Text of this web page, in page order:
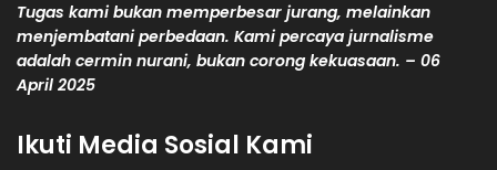
Tugas kami bukan memperbesar jurang, melainkan
menjembatani perbedaan. Kami percaya jurnalisme
adalah cermin nurani, bukan corong kekuasaan. – 06
April 2025
Ikuti Media Sosial Kami